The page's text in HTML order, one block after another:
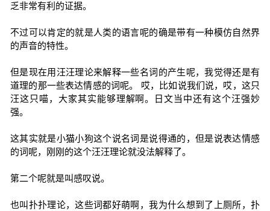
乏非常有利的证据。
不过可以肯定的就是人类的语言呢的确是带有一种模仿自然界
的声音的特性。
但是现在用汪汪理论来解释一些名词的产生呢，我觉得还是有
道理的那一些表达情感的词呢。 哎，比如说我们说，哎，这只
汪这只喵，大家其实能够理解啊。日文当中还有这个汪强妙
强。
这其实就是小猫小狗这个说名词是说得通的，但是说表达情感
的词呢，刚刚的这个汪汪理论就没法解释了。
第二个呢就是叫感叹说。
也叫扑扑理论，这些词都好萌啊，我为什么想到了上厕所，扑